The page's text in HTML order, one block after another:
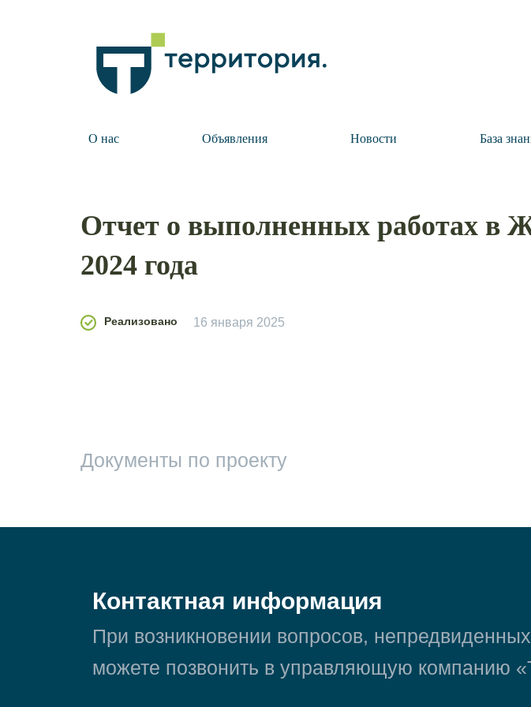
О нас Объявления Новости База
Отчет о выполненных работах в
2024 года
Реализовано 16 января 2025
Документы по проекту
Контактная информация
При возникновении вопросов,
можете позвонить в управляющую компанию